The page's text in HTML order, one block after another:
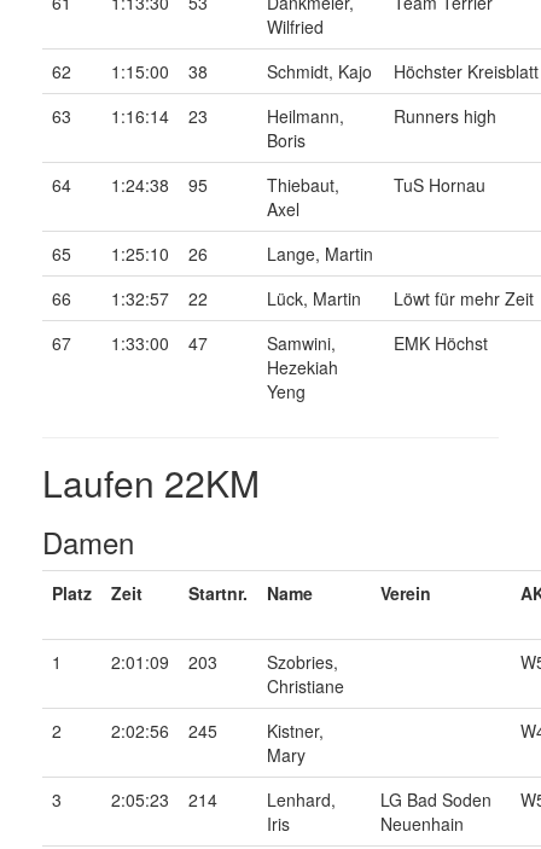
Wilfried
62 1:15:00 38 Schmidt, Kajo
Höchster Kreisblatt
63
1:16:14 23
Heilmann,
Boris
Runners high
64 1:24:38 95
Thiebaut,
Axel
TuS Hornau
65 1:25:10 26
Lange, Martin
66
1:32:57 22 Lück, Martin
Löwt für mehr Zeit
67
1:33:00 47
Samwini,
Hezekiah
Yeng
EMK Höchst
Laufen 22KM
Damen
Platz Zeit Startnr. Name Verein
1 2:01:09 203
Szobries,
Christiane
2 2:02:56 245
Kistner,
Mary
3 2:05:23 214
Lenhard,
Iris
LG Bad Soden
Neuenhain